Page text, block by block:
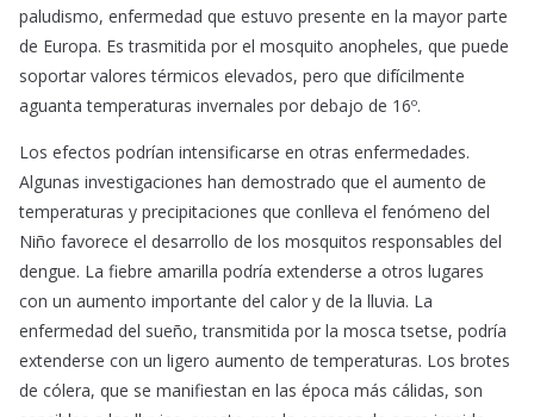
paludismo, enfermedad que estuvo presente en la mayor parte
de Europa. Es trasmitida por el mosquito anopheles, que puede
soportar valores térmicos elevados, pero que difícilmente
aguanta temperaturas invernales por debajo de 16º.
Los efectos podrían intensificarse en otras enfermedades.
Algunas investigaciones han demostrado que el aumento de
temperaturas y precipitaciones que conlleva el fenómeno del
Niño favorece el desarrollo de los mosquitos responsables del
dengue. La fiebre amarilla podría extenderse a otros lugares
con un aumento importante del calor y de la lluvia. La
enfermedad del sueño, transmitida por la mosca tsetse, podría
extenderse con un ligero aumento de temperaturas. Los brotes
de cólera, que se manifiestan en las época más cálidas, son